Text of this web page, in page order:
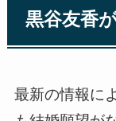
黒谷友香
最新の情報に